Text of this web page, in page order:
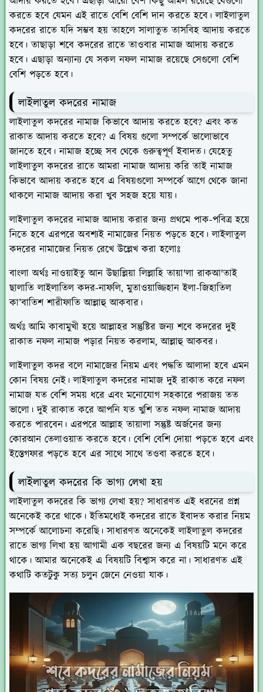
করতে হবে যেমন এই রাতে বেশি বেশি দান করতে হবে। লাইলাতুল
কদরের রাতে যদি সম্ভব হয় তাহলে সালাতুত তাসবিহ আদায় করতে
হবে। তাছাড়া শবে কদরের রাতে তাওবার নামাজ আদায় করতে
হবে। এছাড়া অন্যান্য যে সকল নফল নামাজ রয়েছে সেগুলো বেশি
বেশি পড়তে হবে।
লাইলাতুল কদরের নামাজ
লাইলাতুল কদরের নামাজ কিভাবে আদায় করতে হবে? এবং কত
রাকাত আদায় করতে হবে? এ বিষয় গুলো সম্পর্কে ভালোভাবে
জানতে হবে। নামাজ হচ্ছে সব থেকে গুরুত্বপূর্ণ ইবাদত। যেহেতু
লাইলাতুল কদরের রাতে আমরা নামাজ আদায় করি তাই নামাজ
কিভাবে আদায় করতে হবে এ বিষয়গুলো সম্পর্কে আগে থেকে জানা
থাকলে নামাজ আদায় করা খুব সহজ হয়ে যায়।
লাইলাতুল কদরের নামাজ আদায় করার জন্য প্রথমে পাক-পবিত্র হয়ে
নিতে হবে এরপরে অবশ্যই নামাজের নিয়ত পড়তে হবে। লাইলাতুল
কদরের নামাজের নিয়ত রেখে উল্লেখ করা হলোঃ
বাংলা অর্থঃ নাওয়াইতু আন উছাল্লিয়া লিল্লাহি তায়া'লা রাকআ'তাই
ছালাতি লাইলাতিল কদর-নাফলি, মুতাওয়াজ্জিহান ইলা-জিহাতিল
কা’বাতিশ শারীফাতি আল্লাহু আকবার।
অর্থঃ আমি কাবামুখী হয়ে আল্লাহর সন্তুষ্টির জন্য শবে কদরের দুই
রাকাত নফল নামাজ পড়ার নিয়ত করলাম, আল্লাহু আকবর।
লাইলাতুল কদর বলে নামাজের নিয়ম এবং পদ্ধতি আলাদা হবে এমন
কোন বিষয় নেই। লাইলাতুল কদরের নামাজ দুই রাকাত করে নফল
নামাজ যত বেশি সময় ধরে এবং মনোযোগ সহকারে পরাজয় তত
ভালো। দুই রাকাত করে আপনি যত খুশি তত নফল নামাজ আদায়
করতে পারবেন। এরপরে আল্লাহ তায়ালা সন্তুষ্ট অর্জনের জন্য
কোরআন তেলাওয়াত করতে হবে। বেশি বেশি দোয়া পড়তে হবে এবং
ইস্তেগফার পড়তে হবে এর সাথে সাথে তওবা করতে হবে।
লাইলাতুল কদরের কি ভাগ্য লেখা হয়
লাইলাতুল কদরের কি ভাগ্য লেখা হয়? সাধারণত এই ধরনের প্রশ্ন
অনেকেই করে থাকে। ইতিমধ্যেই কদরের রাতে ইবাদত করার নিয়ম
সম্পর্কে আলোচনা করেছি। সাধারণত অনেকেই লাইলাতুল কদরের
রাতে ভাগ্য লিখা হয় আগামী এক বছরের জন্য এ বিষয়টি মনে করে
থাকে। আমার অনেকেই এ বিষয়টি বিশ্বাস করে না। সাধারণত এই
কথাটি কতটুকু সত্য চলুন জেনে নেওয়া যাক।